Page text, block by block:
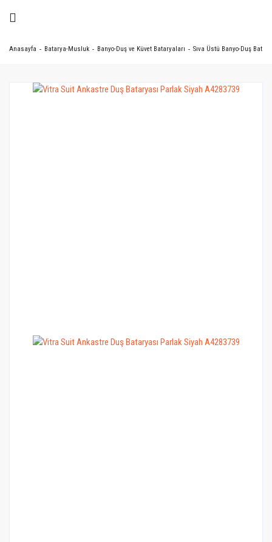
Anasayfa Batarya-Musluk Banyo-Duş ve Küvet Bataryaları Sıva Üstü Banyo-Duş